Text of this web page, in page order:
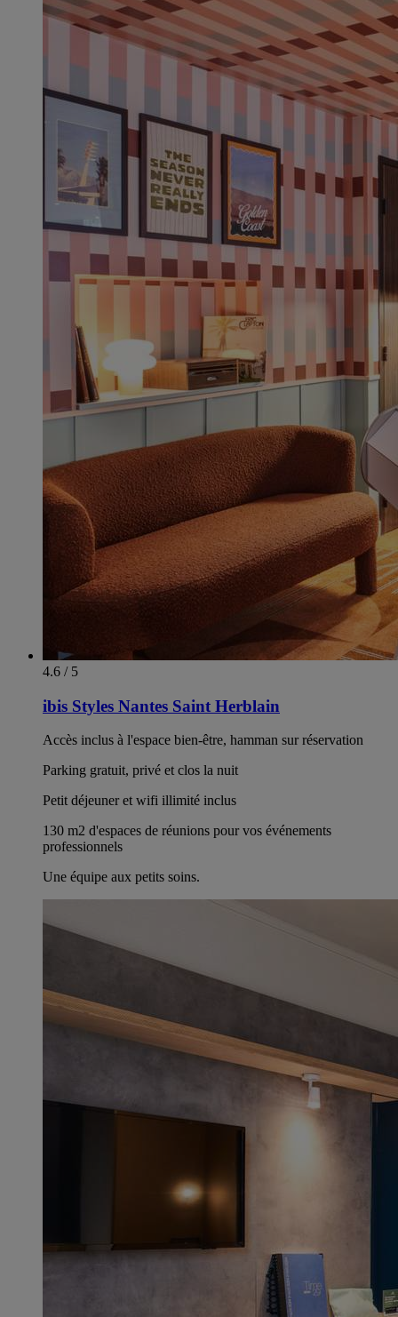
4.6 / 5
ibis Styles Nantes Saint Herblain
Accès inclus à l'espace bien-être, hamman sur réservation
Parking gratuit, privé et clos la nuit
Petit déjeuner et wifi illimité inclus
130 m2 d'espaces de réunions pour vos événements
professionnels
Une équipe aux petits soins.